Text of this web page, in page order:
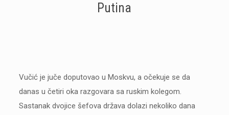
Putina
Vučić je juče doputovao u Moskvu, a očekuje se da
danas u četiri oka razgovara sa ruskim kolegom.
Sastanak dvojice šefova država dolazi nekoliko dana